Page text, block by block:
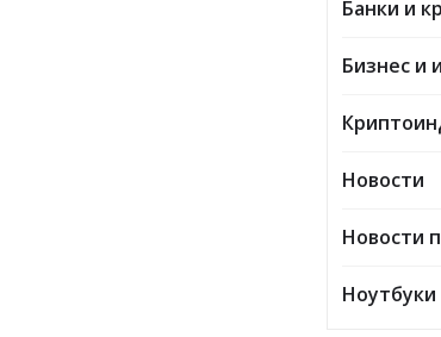
Банки и
Бизнес и
Новости
Новости